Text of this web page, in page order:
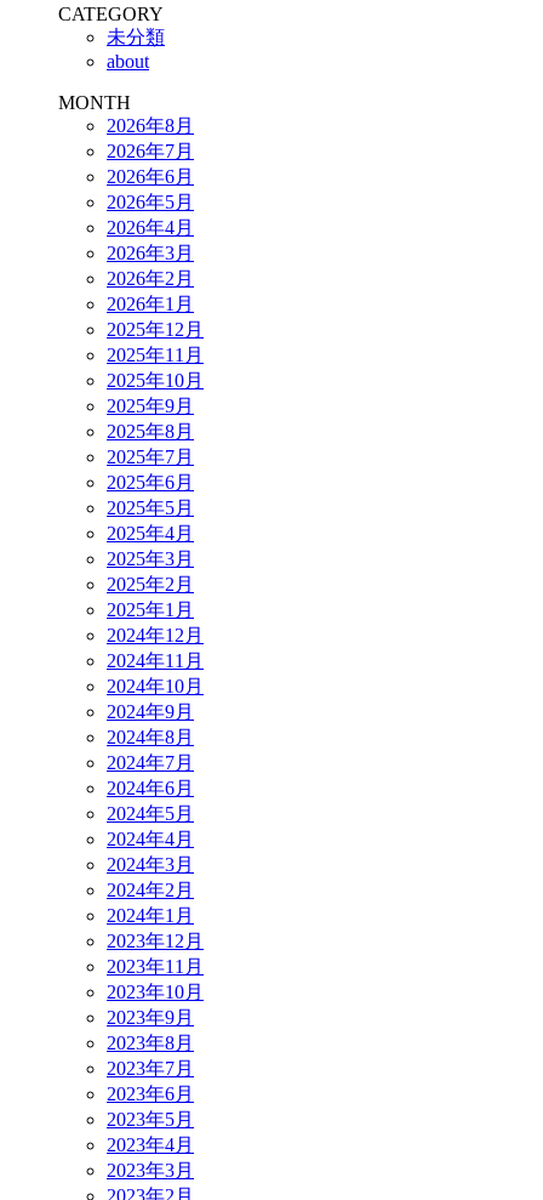
CATEGORY
未分類
about
MONTH
2026年8月
2026年7月
2026年6月
2026年5月
2026年4月
2026年3月
2026年2月
2026年1月
2025年12月
2025年11月
2025年10月
2025年9月
2025年8月
2025年7月
2025年6月
2025年5月
2025年4月
2025年3月
2025年2月
2025年1月
2024年12月
2024年11月
2024年10月
2024年9月
2024年8月
2024年7月
2024年6月
2024年5月
2024年4月
2024年3月
2024年2月
2024年1月
2023年12月
2023年11月
2023年10月
2023年9月
2023年8月
2023年7月
2023年6月
2023年5月
2023年4月
2023年3月